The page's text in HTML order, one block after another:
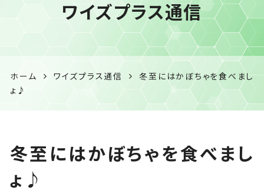
品開発・HACCP衛生管理・食
品表示の専門コンサル
ワイズプラス通信
ホーム ワイズプラス通信
冬至にはかぼちゃを食べまし
ょ♪
冬至にはかぼちゃを食べまし
ょ♪